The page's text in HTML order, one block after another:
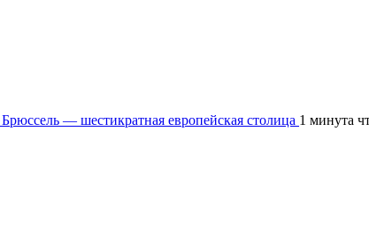
Брюссель — шестикратная европейская столица 1 минута